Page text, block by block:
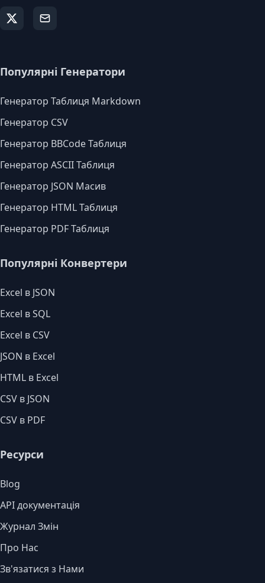
Популярні Генератори
Генератор Таблиця Markdown
Генератор CSV
Генератор BBCode Таблиця
Генератор ASCII Таблиця
Генератор JSON Масив
Генератор HTML Таблиця
Генератор PDF Таблиця
Популярні Конвертери
Excel в JSON
Excel в SQL
Excel в CSV
JSON в Excel
HTML в Excel
CSV в JSON
CSV в PDF
Ресурси
Blog
API документація
Журнал Змін
Про Нас
Зв'язатися з Нами